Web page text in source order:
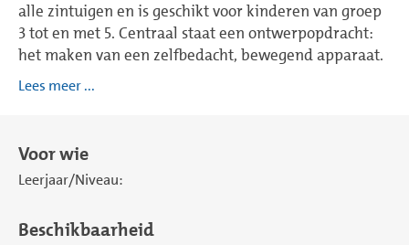
alle zintuigen en is geschikt voor kinderen van groep
3 tot en met 5. Centraal staat een ontwerpopdracht:
het maken van een zelfbedacht, bewegend apparaat.
Lees meer ...
Voor wie
Leerjaar/Niveau:
Beschikbaarheid